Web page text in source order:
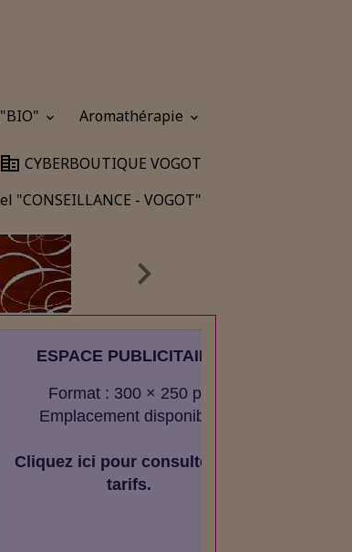
Aromathérapie
CYBERBOUTIQUE VOGOT
"CONSEILLANCE - VOGOT"
ESPACE PUBLICITAIRE
Format : 300 × 250 px
Emplacement disponible
Cliquez ici pour consulter les
tarifs.